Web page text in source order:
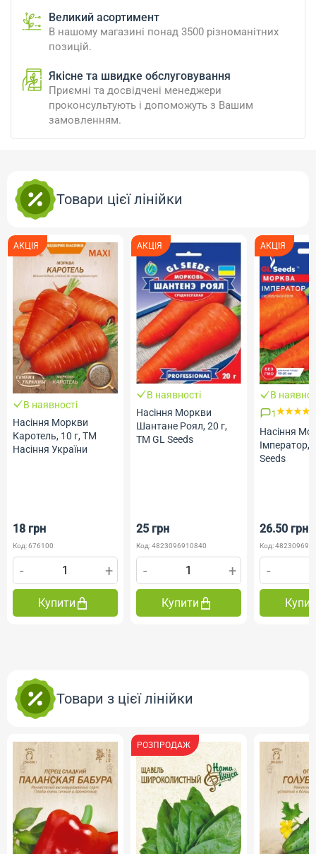
Великий асортимент
В нашому магазині понад 3500 різноманітних
позицій.
Якісне та швидке обслуговування
Приємні та досвідчені менеджери
проконсультують і допоможуть з Вашим
замовленням.
Товари цієї лінійки
АКЦІЯ
В наявності
Насіння Моркви
Каротель, 10 г, ТМ
Насіння України
18 грн
Код: 676100
- +
Купити
АКЦІЯ
В наявності
Насіння Моркви
Шантане Роял, 20 г,
ТМ GL Seeds
25 грн
Код: 4823096910840
- +
Купити
АКЦІЯ
В
1
Насіння
Імператор,
Seeds
26.50 грн
Код:
-
Товари з цієї лінійки
РОЗПРОДАЖ